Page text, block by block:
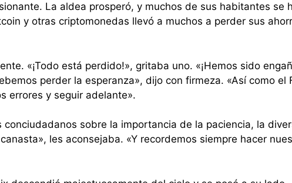
La aldea prosperó, y muchos de sus habitantes se
y otras criptomonedas llevó a muchos a perder sus
«¡Todo está perdido!», gritaba uno. «¡Hemos sido
perder la esperanza», dijo con firmeza. «Así como el
errores y seguir adelante».
sobre la importancia de la paciencia, la
les aconsejaba. «Y recordemos siempre hacer